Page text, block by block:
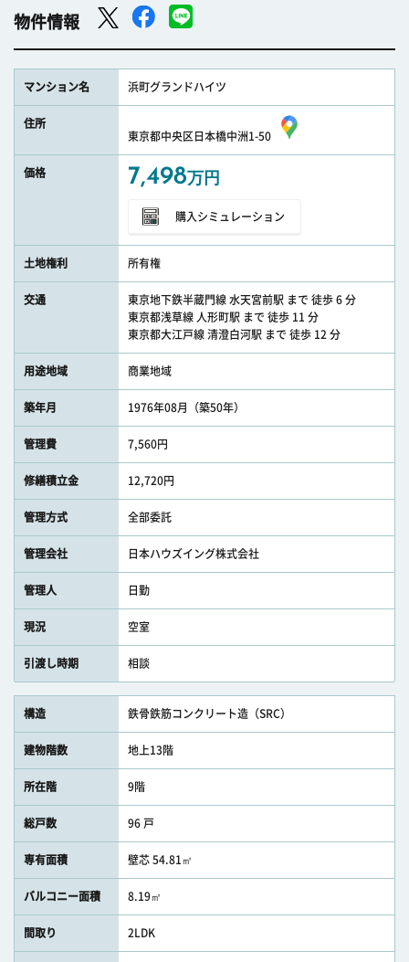
物件情報
マンション名 浜町グランドハイツ
住所
東京都中央区日本橋中洲1-50
価格 7,498万円
購入シミュレーション
土地権利 所有権
交通
東京地下鉄半蔵門線 水天宮前駅 まで 徒歩 6 分
東京都浅草線 人形町駅 まで 徒歩 11 分
東京都大江戸線 清澄白河駅 まで 徒歩 12 分
用途地域 商業地域
築年月 1976年08月（築50年）
管理費 7,560円
修繕積立金 12,720円
管理方式 全部委託
管理会社 日本ハウズイング株式会社
管理人 日勤
現況 空室
引渡し時期 相談
構造 鉄骨鉄筋コンクリート造（SRC）
建物階数 地上13階
所在階 9階
総戸数 96 戸
専有面積 壁芯 54.81㎡
バルコニー面積 8.19㎡
間取り 2LDK